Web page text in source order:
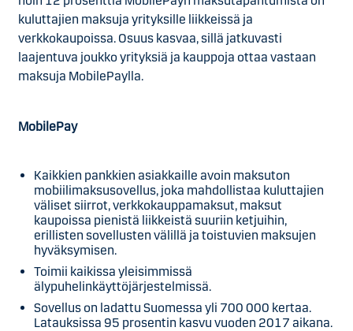
kuluttajien maksuja yrityksille liikkeissä ja
verkkokaupoissa. Osuus kasvaa, sillä jatkuvasti
laajentuva joukko yrityksiä ja kauppoja ottaa vastaan
maksuja MobilePaylla.
MobilePay
Kaikkien pankkien asiakkaille avoin maksuton
mobiilimaksusovellus, joka mahdollistaa kuluttajien
väliset siirrot, verkkokauppamaksut, maksut
kaupoissa pienistä liikkeistä suuriin ketjuihin,
erillisten sovellusten välillä ja toistuvien maksujen
hyväksymisen.
Toimii kaikissa yleisimmissä
älypuhelinkäyttöjärjestelmissä.
Sovellus on ladattu Suomessa yli 700 000 kertaa.
Latauksissa 95 prosentin kasvu vuoden 2017 aikana.